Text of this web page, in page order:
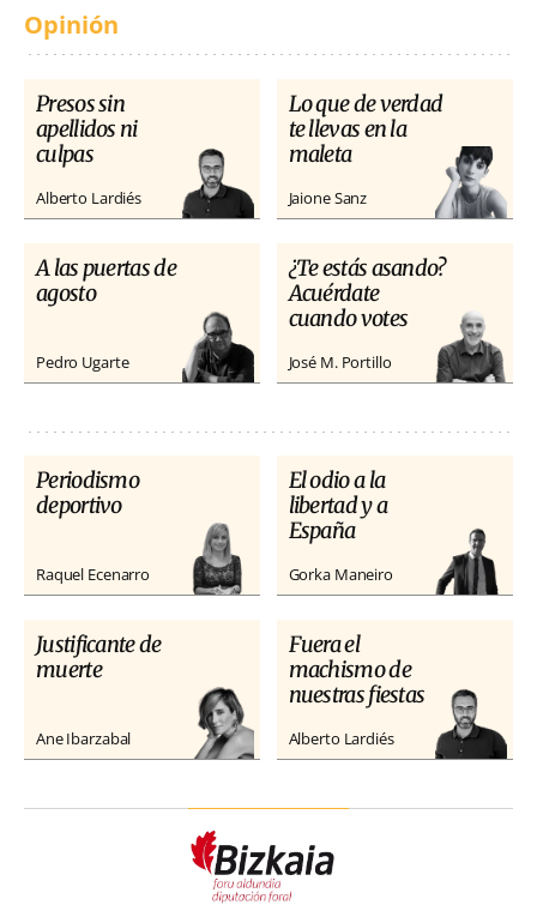
Opinión
Presos sin
apellidos ni
culpas
Alberto Lardiés
Lo que de verdad
te llevas en la
maleta
Jaione Sanz
A las puertas de
agosto
Pedro Ugarte
¿Te estás asando?
Acuérdate
cuando votes
José M. Portillo
Periodismo
deportivo
Raquel Ecenarro
El odio a la
libertad y a
España
Gorka Maneiro
Justificante de
muerte
Ane Ibarzabal
Fuera el
machismo de
nuestras fiestas
Alberto Lardiés